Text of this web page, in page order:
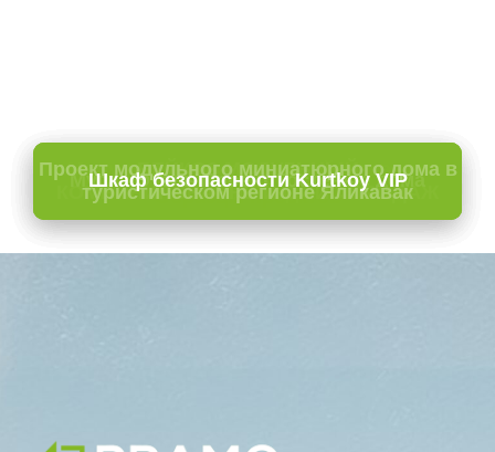
Образцы проектов
Модуль для приема гостей в здании
школы Пендик
БЕЙКОЗ МОДУЛЬНЫЙ
КОМБИНИРОВАННЫЙ ОФИС ПРОДАЖ
Мугла Отель Проект Гостевые дома
Проект модульного миниатюрного дома в
туристическом регионе Яликавак
Шкаф безопасности Kurtkoy VIP